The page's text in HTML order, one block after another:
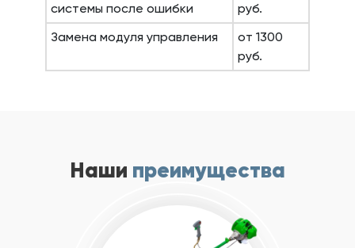
системы после ошибки
руб.
Замена модуля управления
от 1300
руб.
Наши преимущества